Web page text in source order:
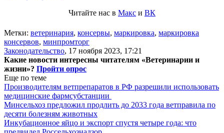
Читайте нас в Макс и ВК
Метки: ветеринария, консервы, маркировка, маркировка
консервов, минпромторг
Законодательство, 17 ноября 2023, 17:21
Какие новости интересны читателям «Ветеринарии и
жизни»? Пройти опрос
Еще по теме
Производителям ветпрепаратов в РФ разрешили использовать
медицинские фармсубстанции
Минсельхоз предложил продлить до 2033 года ветправила по
десяти болезням животных
Инкубационное яйцо и экспорт спустя четыре года: что